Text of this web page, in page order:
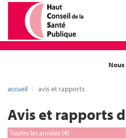
accueil avis et rapports
Avis et rapports